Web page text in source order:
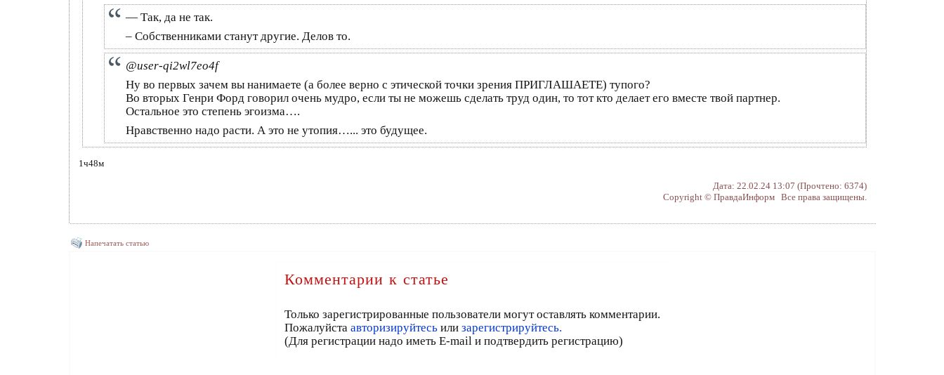
— Так, да не так.
– Собственниками станут другие. Делов то.
@user-qi2wl7eo4f
Ну во первых зачем вы нанимаете (а более верно с этической точки зрения ПРИГЛАШАЕТЕ) тупого?
Во вторых Генри Форд говорил очень мудро, если ты не можешь сделать труд один, то тот кто делает его вместе твой партнер.
Остальное это степень эгоизма….
Нравственно надо расти. А это не утопия…... это будущее.
1ч48м
Дата: 22.02.24 13:07 (Прочтено: 6374)
Copyright © ПравдаИнформ Все права защищены.
Напечатать статью
Комментарии к статье
Только зарегистрированные пользователи могут оставлять комментарии.
Пожалуйста авторизируйтесь или зарегистрируйтесь.
(Для регистрации надо иметь E-mail и подтвердить регистрацию)